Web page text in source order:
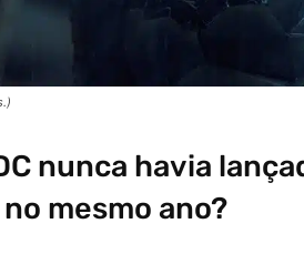
nunca havia
mesmo ano?